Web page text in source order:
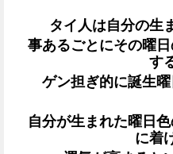
タイ人は自分の生
事あるごとにその曜
す
ゲン担ぎ的に誕生
自分が生まれた曜日
に着